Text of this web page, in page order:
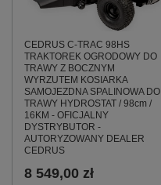
CEDRUS C-TRAC 98HS
TRAKTOREK OGRODOWY DO
TRAWY Z BOCZNYM
WYRZUTEM KOSIARKA
SAMOJEZDNA SPALINOWA DO
TRAWY HYDROSTAT / 98cm /
16KM - OFICJALNY
DYSTRYBUTOR -
AUTORYZOWANY DEALER
CEDRUS
8 549,00 zł